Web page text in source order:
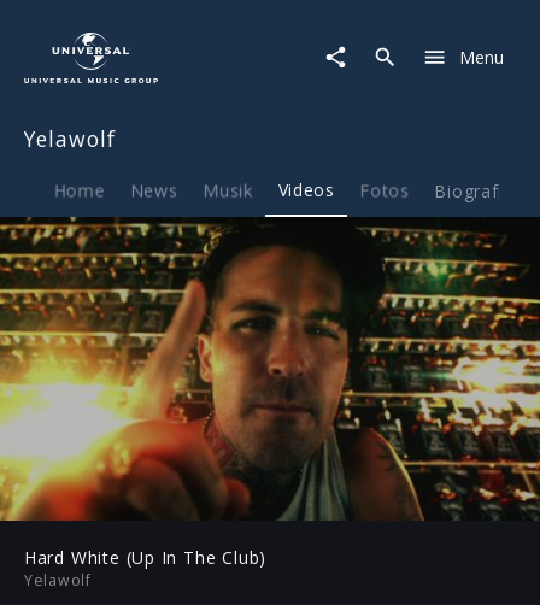
White
The
Club)
Menu
Yelawolf
Home News Musik Videos Fotos Biografie
Play
-03:47
Mute
Play
Hard White (Up In The Club)
Yelawolf